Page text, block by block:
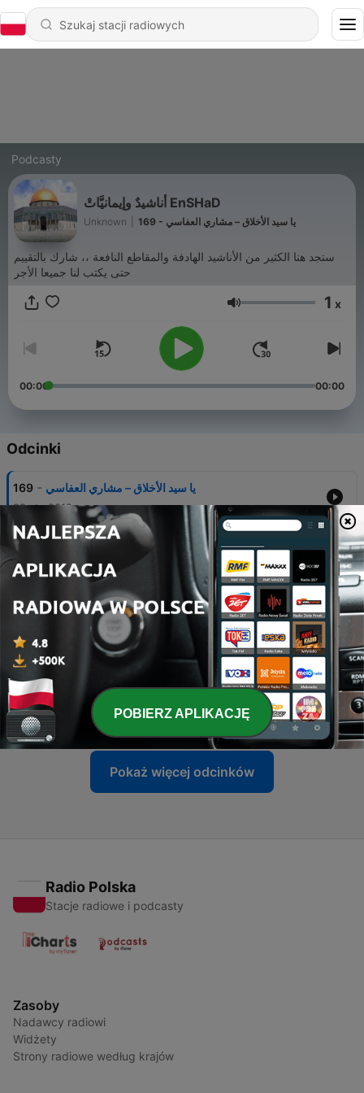
Podcasty
أناشيدٌ وإيمانيَّاتْ EnSHaD
Unknown 169 - يا سيد الأخلاق – مشاري العفاسي
ستجد هنا الكثير من الأناشيد الهادفة والمقاطع النافعة ،، شارك بالتقييم
حتى يكتب لنا جميعا الأجر
Głośność 1 x
00:00 00:00
Odcinki
169 - يا سيد الأخلاق – مشاري العفاسي
09 sty 2012
168 - الضرير – مشاري العفاسي
ريض يا الطارش – مشاري العفاسي
09 sty 2012
166 - بيت الله – مشاري العفاسي
09 sty 2012
165 - بكت عيني – مشاري العفاسي
09 sty 2012
Pokaż więcej odcinków
Radio Polska
Stacje radiowe i podcasty
Zasoby
Nadawcy radiowi
Widżety
Strony radiowe według krajów
POBIERZ APLIKACJĘ